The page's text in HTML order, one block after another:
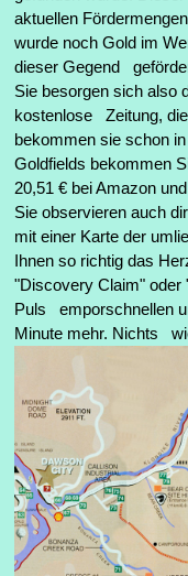
aktuellen
wurde noch Gold im
dieser Gegend
Sie besorgen sich also
kostenlose Zeitung,
bekommen sie schon
Goldfields bekommen
20,51 € bei Amazon
Sie observieren auch
mit einer Karte der
Ihnen so richtig das
"Discovery Claim" oder
Puls emporschnellen
Minute mehr. Nichts